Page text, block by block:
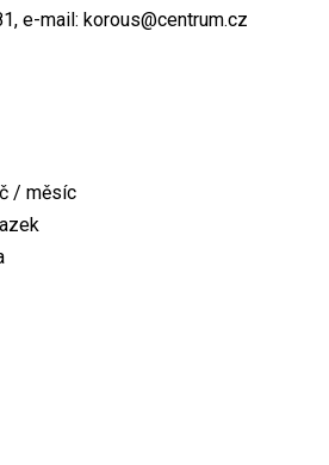
e-mail: korous@centrum.cz
/ měsíc